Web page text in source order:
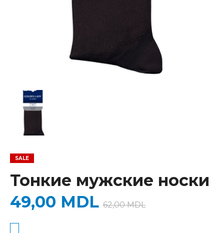
Тонкие мужские носки
62,00MDL
49,00 MDL